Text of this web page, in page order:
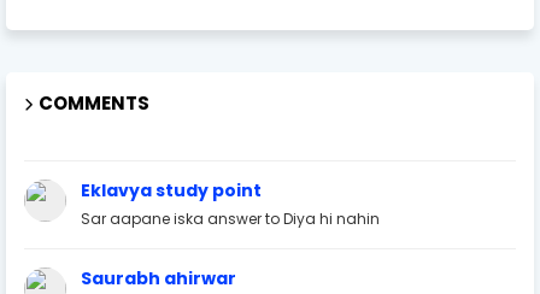
COMMENTS
Eklavya study point
Sar aapane iska answer to Diya hi nahin
Saurabh ahirwar